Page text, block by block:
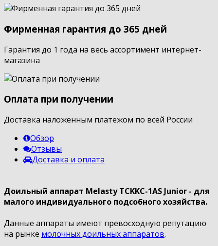
Фирменная гарантия до 365 дней
Гарантия до 1 года на весь ассортимент интернет-
магазина
Оплата при получении
Доставка наложенным платежом по всей России
Обзор
Отзывы
Доставка и оплата
Доильный аппарат Melasty TCKKC-1AS Junior - для
малого индивидуального подсобного хозяйства.
Данные аппараты имеют превосходную репутацию
на рынке молочных доильных аппаратов.